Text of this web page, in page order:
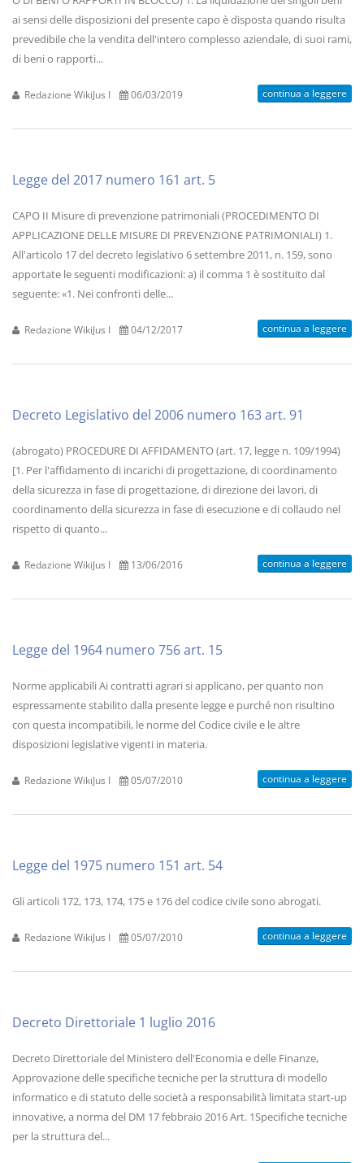
ai sensi delle disposizioni del presente capo è disposta quando risulta
prevedibile che la vendita dell'intero complesso aziendale, di suoi rami,
di beni o rapporti...
Redazione WikiJus I 06/03/2019 continua a leggere
Legge del 2017 numero 161 art. 5
CAPO II Misure di prevenzione patrimoniali (PROCEDIMENTO DI
APPLICAZIONE DELLE MISURE DI PREVENZIONE PATRIMONIALI) 1.
All'articolo 17 del decreto legislativo 6 settembre 2011, n. 159, sono
apportate le seguenti modificazioni: a) il comma 1 è sostituito dal
seguente: «1. Nei confronti delle...
Redazione WikiJus I 04/12/2017 continua a leggere
Decreto Legislativo del 2006 numero 163 art. 91
(abrogato) PROCEDURE DI AFFIDAMENTO (art. 17, legge n. 109/1994)
[1. Per l'affidamento di incarichi di progettazione, di coordinamento
della sicurezza in fase di progettazione, di direzione dei lavori, di
coordinamento della sicurezza in fase di esecuzione e di collaudo nel
rispetto di quanto...
Redazione WikiJus I 13/06/2016 continua a leggere
Legge del 1964 numero 756 art. 15
Norme applicabili Ai contratti agrari si applicano, per quanto non
espressamente stabilito dalla presente legge e purché non risultino
con questa incompatibili, le norme del Codice civile e le altre
disposizioni legislative vigenti in materia.
Redazione WikiJus I 05/07/2010 continua a leggere
Legge del 1975 numero 151 art. 54
Gli articoli 172, 173, 174, 175 e 176 del codice civile sono abrogati.
Redazione WikiJus I 05/07/2010 continua a leggere
Decreto Direttoriale 1 luglio 2016
Decreto Direttoriale del Ministero dell'Economia e delle Finanze,
Approvazione delle specifiche tecniche per la struttura di modello
informatico e di statuto delle società a responsabilità limitata start-up
innovative, a norma del DM 17 febbraio 2016 Art. 1Specifiche tecniche
per la struttura del...